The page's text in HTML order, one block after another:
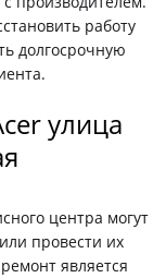
работу
долгосрочную
улица
центра могут
провести их
является